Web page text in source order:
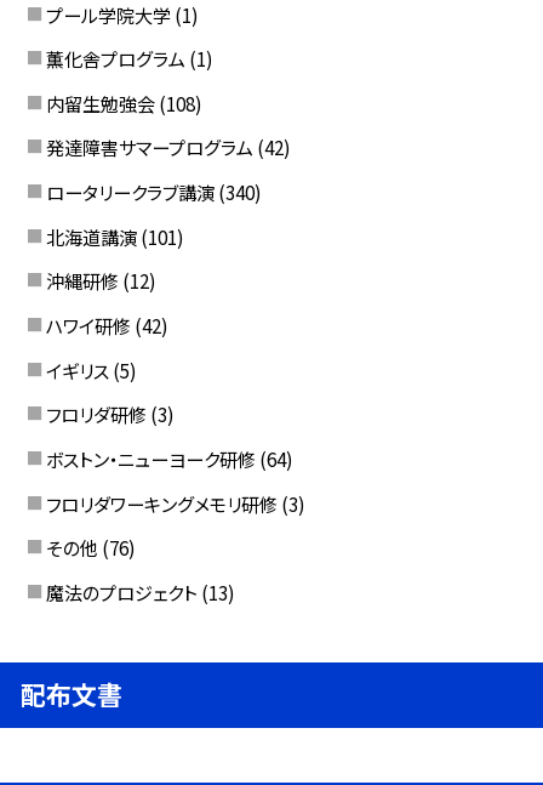
プール学院大学 (1)
薫化舎プログラム (1)
内留生勉強会 (108)
発達障害サマープログラム (42)
ロータリークラブ講演 (340)
北海道講演 (101)
沖縄研修 (12)
ハワイ研修 (42)
イギリス (5)
フロリダ研修 (3)
ボストン・ニューヨーク研修 (64)
フロリダワーキングメモリ研修 (3)
その他 (76)
魔法のプロジェクト (13)
配布文書